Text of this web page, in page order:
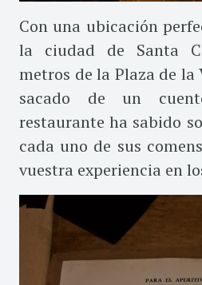
Con una ubicación
la ciudad de Santa
metros de la Plaza de
sacado de un
restaurante ha sabido
cada uno de sus
vuestra experiencia en